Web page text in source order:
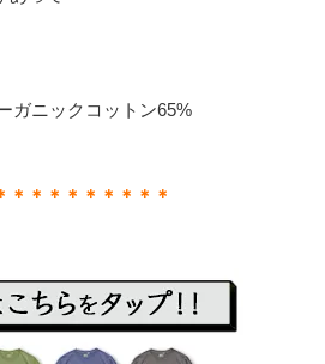
ニックコットン65%
＊＊＊＊＊＊＊＊＊